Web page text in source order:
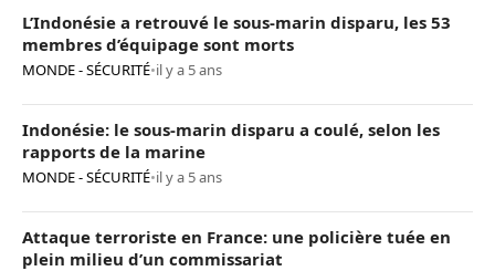
L’Indonésie a retrouvé le sous-marin disparu, les 53
membres d’équipage sont morts
MONDE - SÉCURITÉ•il y a 5 ans
Indonésie: le sous-marin disparu a coulé, selon les
rapports de la marine
MONDE - SÉCURITÉ•il y a 5 ans
Attaque terroriste en France: une policière tuée en
plein milieu d’un commissariat